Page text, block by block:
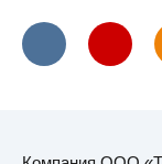
Видное